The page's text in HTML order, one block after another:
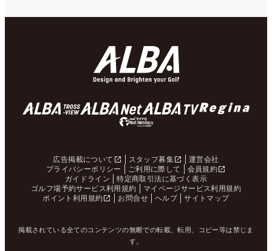
広告掲載について スタッフ募集
運営会社
プライバシーポリシー
ご利用に際して
会員規約
ガイドライン
特定商取引法に基づく表示
ゴルフ場予約サービス利用規約
マイページサービス利用規約
ポイント利用規約
お問合せ ヘルプ サイトマップ
掲載されている全てのコンテンツの無断での転載、転用、コピー等は禁じま
す。